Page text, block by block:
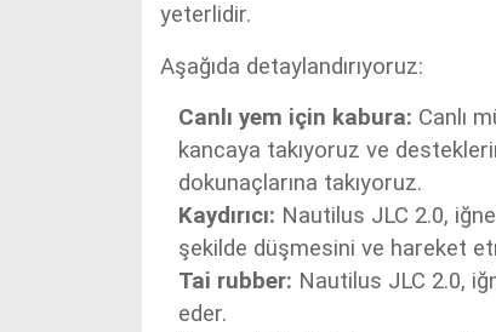
yeterlidir.
Aşağıda detaylandırıyoruz:
Canlı yem için kabura: Canlı
kancaya takıyoruz ve
dokunaçlarına takıyoruz.
Kaydırıcı: Nautilus JLC 2.0,
şekilde düşmesini ve hareket
Tai rubber: Nautilus JLC 2.0,
eder.